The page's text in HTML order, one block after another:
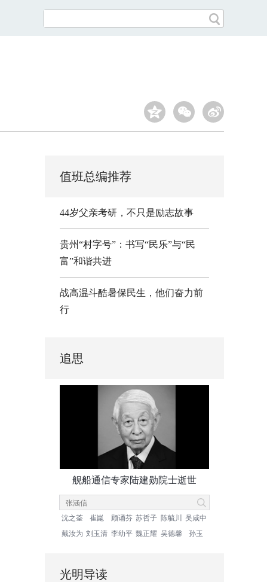
值班总编推荐
44岁父亲考研，不只是励志故事
贵州“村字号”：书写“民乐”与“民
富”和谐共进
战高温斗酷暑保民生，他们奋力前
行
追思
舰船通信专家陆建勋院士逝世
沈之荃 崔崑 顾诵芬 苏哲子 陈毓川
吴咸中
戴汝为 刘玉清 李幼平 魏正耀 吴德馨 孙玉
光明导读